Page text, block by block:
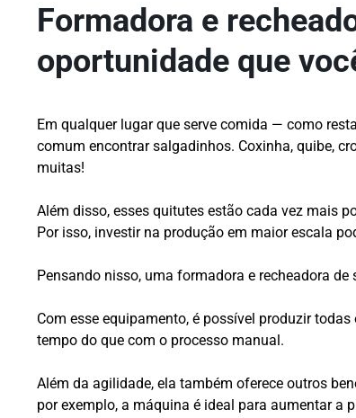
Formadora e
oportunidade que
Em qualquer lugar que serve comida — como
comum encontrar salgadinhos. Coxinha, quibe,
muitas!
Além disso, esses quitutes estão cada vez mais
Por isso, investir na produção em maior escala
Pensando nisso, uma formadora e recheadora
Com esse equipamento, é possível produzir
tempo do que com o processo manual.
Além da agilidade, ela também oferece outros
por exemplo, a máquina é ideal para aumentar a